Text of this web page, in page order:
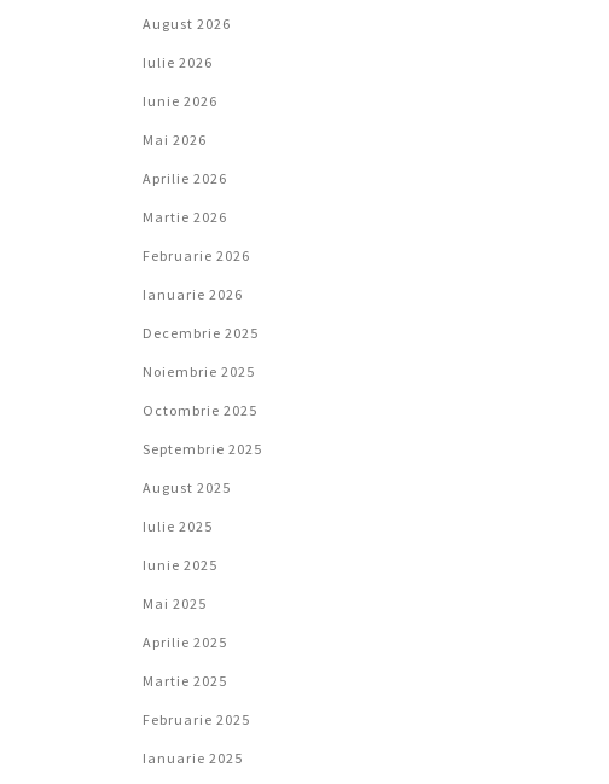
August 2026
Iulie 2026
Iunie 2026
Mai 2026
Aprilie 2026
Martie 2026
Februarie 2026
Ianuarie 2026
Decembrie 2025
Noiembrie 2025
Octombrie 2025
Septembrie 2025
August 2025
Iulie 2025
Iunie 2025
Mai 2025
Aprilie 2025
Martie 2025
Februarie 2025
Ianuarie 2025